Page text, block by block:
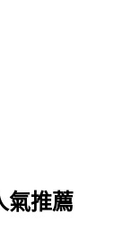
氣推薦